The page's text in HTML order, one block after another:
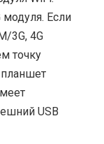
Если
3G, 4G
точку
USB